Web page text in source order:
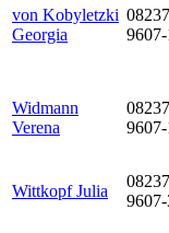
von Kobyletzki
Georgia
08237
Widmann
Verena
08237
Wittkopf Julia
08237